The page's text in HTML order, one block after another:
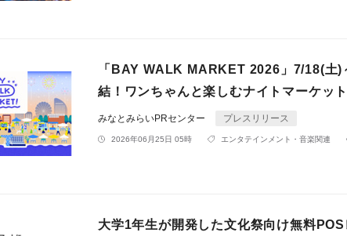
「BAY WALK MARKET 2026」7/18(土
結！ワンちゃんと楽しむナイトマーケット
みなとみらいPRセンター プレスリリース
2026年06月25日 05時 エンタテインメント・音楽関連
大学1年生が開発した文化祭向け無料